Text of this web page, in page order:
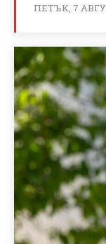
ПЕТЪК, 7